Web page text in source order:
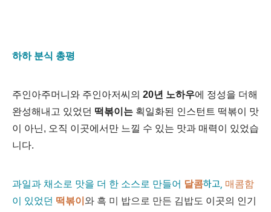
하하 분식 총평
주인아주머니와 주인아저씨의 20년 노하우에 정성을 더해
완성해내고 있었던 떡볶이는 획일화된 인스턴트 떡볶이 맛
이 아닌, 오직 이곳에서만 느낄 수 있는 맛과 매력이 있었습
니다.
과일과 채소로 맛을 더 한 소스로 만들어 달콤하고, 매콤함
이 있었던 떡볶이 와 흑 미 밥으로 만든 김밥도 이곳의 인기